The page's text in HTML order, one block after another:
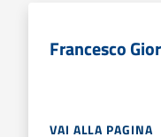
Francesco
VAI ALLA PAGINA